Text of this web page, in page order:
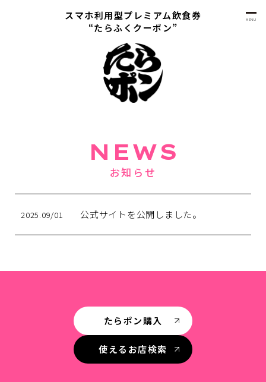
スマホ利用型プレミアム飲食券
“たらふくクーポン”
MENU
NEWS
お知らせ
2025.09/01 公式サイトを公開しました。
たらポン購入
使えるお店検索